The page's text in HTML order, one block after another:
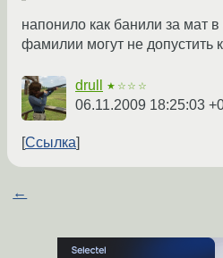
напонило как банили за мат
фамилии могут не допустить
drull ★☆☆☆
06.11.2009 18:25:03
Ссылка
←